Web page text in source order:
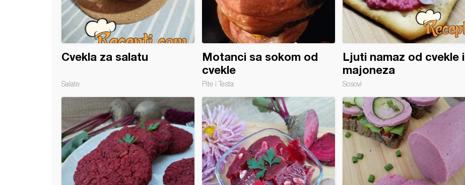
Cvekla za salatu
Salate
Motanci sa sokom od
cvekle
Pite i Testa
Ljuti namaz od cvekle i
majoneza
Sosovi
sa cveklom i krem sirom